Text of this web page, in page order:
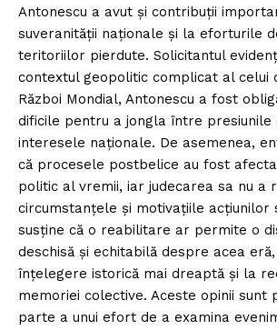
Antonescu a avut și contribuții
suveranității naționale și la eforturile
teritoriilor pierdute. Solicitantul
contextul geopolitic complicat al celui
Război Mondial, Antonescu a fost
dificile pentru a jongla între presiunile
interesele naționale. De asemenea,
că procesele postbelice au fost
politic al vremii, iar judecarea sa nu
circumstanțele și motivațiile acțiunilor
susține că o reabilitare ar permite o
deschisă și echitabilă despre acea
înțelegere istorică mai dreaptă și la
memoriei colective. Aceste opinii sunt
parte a unui efort de a examina